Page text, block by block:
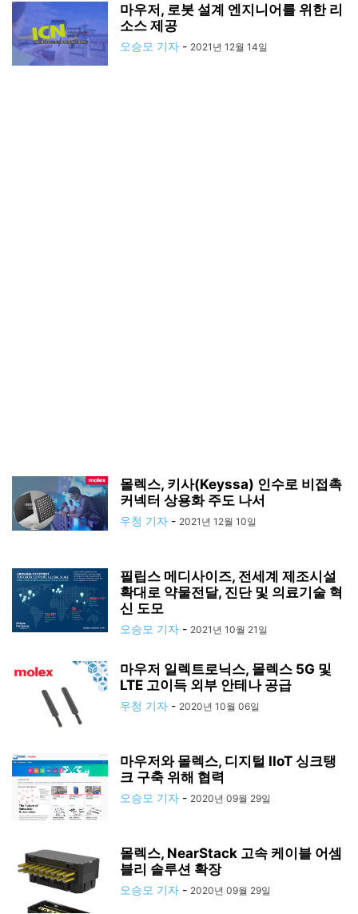
마우저, 로봇 설계 엔지니어를 위한 리
소스 제공
오승모 기자 - 2021년 12월 14일
몰렉스, 키사(Keyssa) 인수로 비접촉
커넥터 상용화 주도 나서
우청 기자 - 2021년 12월 10일
필립스 메디사이즈, 전세계 제조시설
확대로 약물전달, 진단 및 의료기술 혁
신 도모
오승모 기자 - 2021년 10월 21일
마우저 일렉트로닉스, 몰렉스 5G 및
LTE 고이득 외부 안테나 공급
우청 기자 - 2020년 10월 06일
마우저와 몰렉스, 디지털 IIoT 싱크탱
크 구축 위해 협력
오승모 기자 - 2020년 09월 29일
몰렉스, NearStack 고속 케이블 어셈
블리 솔루션 확장
오승모 기자 - 2020년 09월 29일